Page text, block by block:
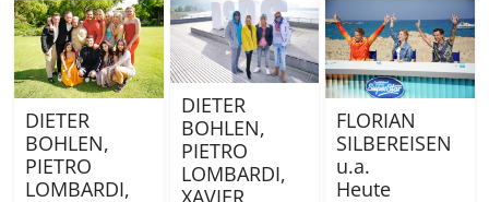
DIETER
BOHLEN,
PIETRO
LOMBARDI,
DIETER
BOHLEN,
PIETRO
LOMBARDI,
FLORIAN
SILBEREISEN
u.a.
Heute